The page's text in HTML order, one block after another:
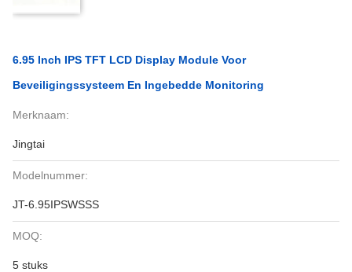
6.95 Inch IPS TFT LCD Display Module Voor
Beveiligingssysteem En Ingebedde Monitoring
Merknaam:
Jingtai
Modelnummer:
JT-6.95IPSWSSS
MOQ:
5 stuks